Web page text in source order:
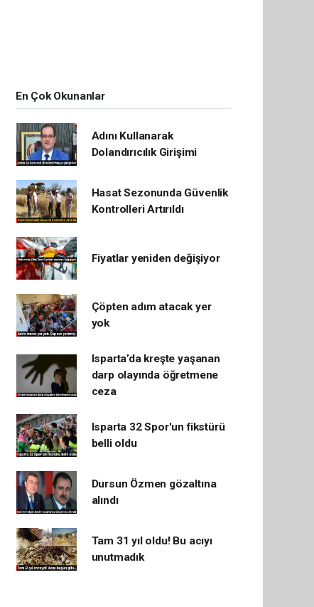
En Çok Okunanlar
Adını Kullanarak
Dolandırıcılık Girişimi
Hasat Sezonunda Güvenlik
Kontrolleri Artırıldı
Fiyatlar yeniden değişiyor
Çöpten adım atacak yer
yok
Isparta’da kreşte yaşanan
darp olayında öğretmene
ceza
Isparta 32 Spor'un fikstürü
belli oldu
Dursun Özmen gözaltına
alındı
Tam 31 yıl oldu! Bu acıyı
unutmadık